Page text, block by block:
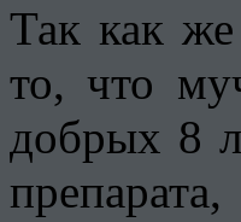
Так как же
то, что
добрых 8